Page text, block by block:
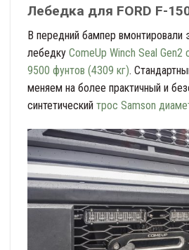
Лебедка для FORD F-
В передний бампер вмонтировали
лебедку ComeUp Winch Seal Gen2
9500 фунтов (4309 кг).
меняем на более практичный и
синтетический трос Samson